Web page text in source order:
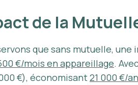
de la
que sans mutuelle,
€/mois en appareillage.
€), économisant21 000 €/an